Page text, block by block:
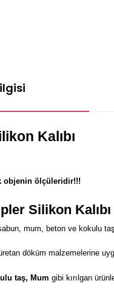
Kalıbı
objenin ölçüleridir!!!
Silikon
mum, beton ve kokulu
döküm malzemelerine
taş, Mum gibi kırılgan